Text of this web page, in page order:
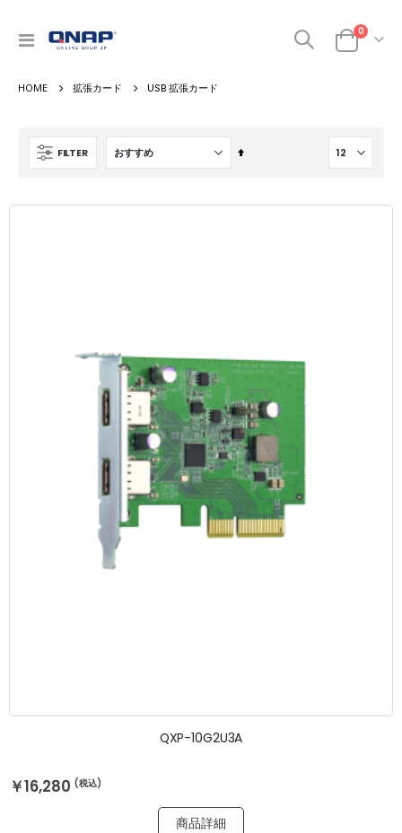
ナ
呼
カート
0商品
拡張カード USB 拡張カード
FILTER
降
QXP-10G2U3A
￥16,280
商品詳細